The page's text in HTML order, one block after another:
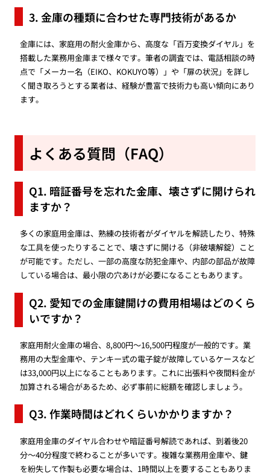
3. 金庫の種類に合わせた専門技術があるか
金庫には、家庭用の耐火金庫から、高度な「百万変換ダイヤル」を
搭載した業務用金庫まで様々です。筆者の調査では、電話相談の時
点で「メーカー名（EIKO、KOKUYO等）」や「扉の状況」を詳し
く聞き取ろうとする業者は、経験が豊富で技術力も高い傾向にあり
ます。
よくある質問（FAQ）
Q1. 暗証番号を忘れた金庫、壊さずに開けられ
ますか？
多くの家庭用金庫は、熟練の技術者がダイヤルを解読したり、特殊
な工具を使ったりすることで、壊さずに開ける（非破壊解錠）こと
が可能です。ただし、一部の高度な防犯金庫や、内部の部品が故障
している場合は、最小限の穴あけが必要になることもあります。
Q2. 愛知での金庫鍵開けの費用相場はどのくら
いですか？
家庭用耐火金庫の場合、8,800円〜16,500円程度が一般的です。業
務用の大型金庫や、テンキー式の電子錠が故障しているケースなど
は33,000円以上になることもあります。これに出張料や夜間料金が
加算される場合があるため、必ず事前に総額を確認しましょう。
Q3. 作業時間はどれくらいかかりますか？
家庭用金庫のダイヤル合わせや暗証番号解読であれば、到着後20
分〜40分程度で終わることが多いです。複雑な業務用金庫や、鍵
を紛失して作製も必要な場合は、1時間以上を要することもありま